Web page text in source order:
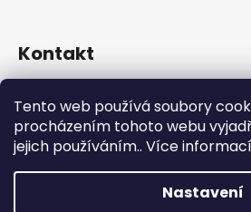
Tento web používá soubory
procházením tohoto webu
jejich používáním.. Více informací
Nastavení
Kontakt
728737662
https://www.facebook.com/
rsrperformance